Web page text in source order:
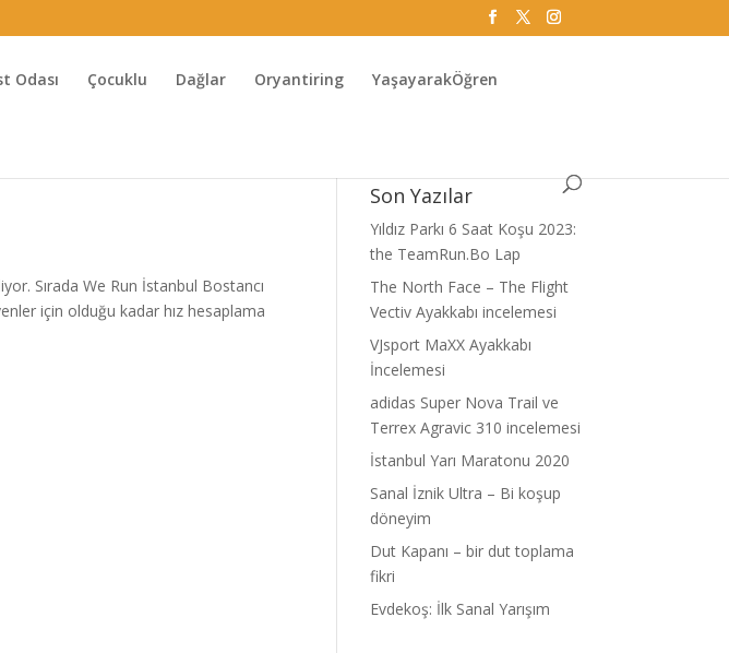
Odası Çocuklu Dağlar Oryantiring YaşayarakÖğren
Sırada We Run İstanbul Bostancı
için olduğu kadar hız hesaplama
Son Yazılar
Yıldız Parkı 6 Saat Koşu 2023:
the TeamRun.Bo Lap
The North Face – The Flight
Vectiv Ayakkabı incelemesi
VJsport MaXX Ayakkabı
İncelemesi
adidas Super Nova Trail ve
Terrex Agravic 310 incelemesi
İstanbul Yarı Maratonu 2020
Sanal İznik Ultra – Bi koşup
döneyim
Dut Kapanı – bir dut toplama
fikri
Evdekoş: İlk Sanal Yarışım